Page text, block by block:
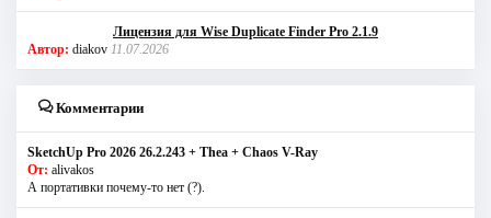
Лицензия для Wise Duplicate Finder Pro 2.1.9
Автор: diakov 11.07.2026
Комментарии
SketchUp Pro 2026 26.2.243 + Thea + Chaos V-Ray
От: alivakos
А портативки почему-то нет (?).